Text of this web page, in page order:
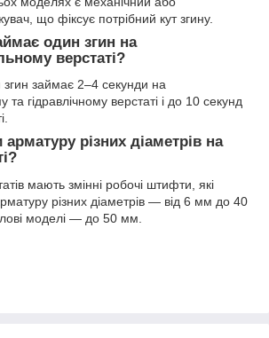
що фіксує потрібний кут згину.
один згин на
верстаті?
займає 2–4 секунди на
та гідравлічному верстаті і до 10 секунд
різних діаметрів на
мають змінні робочі штифти, які
різних діаметрів — від 6 мм до 40
моделі — до 50 мм.